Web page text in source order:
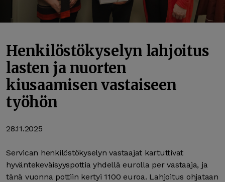
Henkilöstökyselyn lahjoitus
lasten ja nuorten
kiusaamisen vastaiseen
työhön
28.11.2025
Servican henkilöstökyselyn vastaajat kartuttivat
hyväntekeväisyyspottia yhdellä eurolla per vastaaja, ja
tänä vuonna pottiin kertyi 1100 euroa. Lahjoitus ohjataan